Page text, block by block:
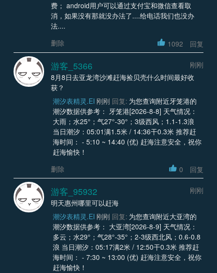
费； android用户可以通过支付宝和微信查看取
消，如果没有那就没办法了....给电话我们也没办
法....
删除
1092 回复
游客_5366
刚刚
8月8日去亚龙湾沙滩赶海捡贝壳什么时间最好收
获？
潮汐表精灵.EI 刚刚 回复: 为您查询附近牙笼港的
潮汐数据供参考： 牙笼港[2026-8-8] 天气情况：
大雨；水25°；气27°-30°；3级西风；1.1-1.3浪
当日潮汐：05:01满1.5米 / 14:36干0.3米 推荐赶
海时间： - 5:10 ~ 14:40 (优) 赶海注意安全，祝你
赶海愉快！
删除
0 回复
游客_95932
刚刚
明天惠州哪里可以赶海
潮汐表精灵.EI 刚刚 回复: 为您查询附近大亚湾的
潮汐数据供参考： 大亚湾[2026-8-9] 天气情况：
多云；水29°；气28°-35°；2-3级西北风；0.6-0.8
浪 当日潮汐：05:17满2米 / 12:50干0.3米 推荐赶
海时间： - 7:30 ~ 13:00 (优) 赶海注意安全，祝你
赶海愉快！